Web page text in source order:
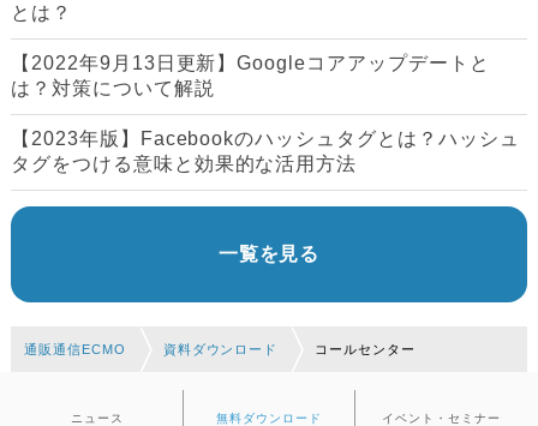
とは？
【2022年9月13日更新】Googleコアアップデートと
は？対策について解説
【2023年版】Facebookのハッシュタグとは？ハッシュ
タグをつける意味と効果的な活用方法
一覧を見る
通販通信ECMO 資料ダウンロード コールセンター
ニュース 無料ダウンロード イベント・セミナー